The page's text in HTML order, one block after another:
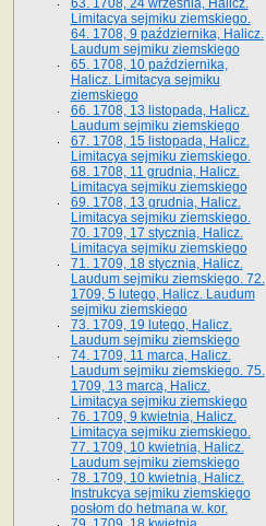
63. 1708, 24 września, Halicz.
Limitacya sejmiku ziemskiego.
64. 1708, 9 października, Halicz.
Laudum sejmiku ziemskiego
65­. 1708, 10 października,
Halicz. Limitacya sejmiku
ziemskiego
66. 1708, 13 listopada, Halicz.
Laudum sejmiku ziemskiego
67. 1708, 15 listopada, Halicz.
Limitacya sejmiku ziemskiego.
68. 1708, 11 grudnia, Halicz.
Limitacya sejmiku ziemskiego
69. 1708, 13 grudnia, Halicz.
Limitacya sejmiku ziemskiego.
70. 1709, 17 stycznia, Halicz.
Limitacya sejmiku ziemskiego
71. 1709, 18 stycznia, Halicz.
Laudum sejmiku ziemskiego. 72.
1709, 5 lutego, Halicz. Laudum
sejmiku ziemskiego
73. 1709, 19 lutego, Halicz.
Laudum sejmiku ziemskiego
74. 1709, 11 marca, Halicz.
Laudum sejmiku ziemskiego. 75.
1709, 13 marca, Halicz.
Limitacya sejmiku ziemskiego
76. 1709, 9 kwietnia, Halicz.
Limitacya sejmiku ziemskiego.
77. 1709, 10 kwietnia, Halicz.
Laudum sejmiku ziemskiego
78. 1709, 10 kwietnia, Halicz.
Instrukcya sejmiku ziemskiego
posłom do hetmana w. kor.